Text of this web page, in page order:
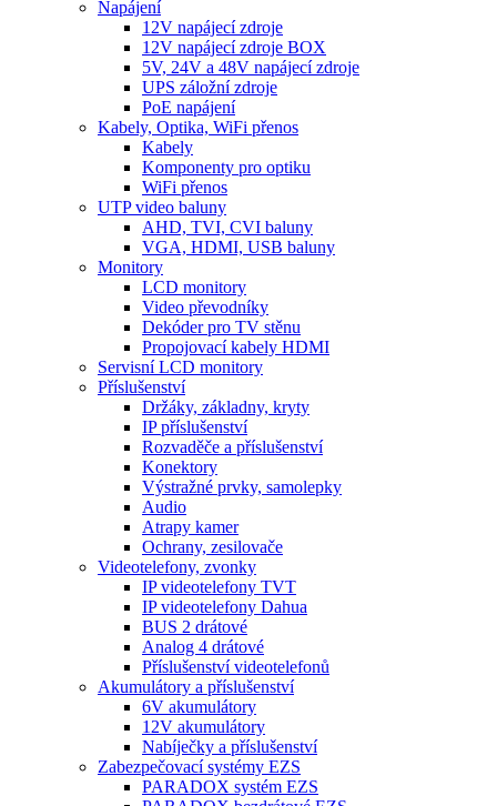
Napájení
12V napájecí zdroje
12V napájecí zdroje BOX
5V, 24V a 48V napájecí zdroje
UPS záložní zdroje
PoE napájení
Kabely, Optika, WiFi přenos
Kabely
Komponenty pro optiku
WiFi přenos
UTP video baluny
AHD, TVI, CVI baluny
VGA, HDMI, USB baluny
Monitory
LCD monitory
Video převodníky
Dekóder pro TV stěnu
Propojovací kabely HDMI
Servisní LCD monitory
Příslušenství
Držáky, základny, kryty
IP příslušenství
Rozvaděče a příslušenství
Konektory
Výstražné prvky, samolepky
Audio
Atrapy kamer
Ochrany, zesilovače
Videotelefony, zvonky
IP videotelefony TVT
IP videotelefony Dahua
BUS 2 drátové
Analog 4 drátové
Příslušenství videotelefonů
Akumulátory a příslušenství
6V akumulátory
12V akumulátory
Nabíječky a příslušenství
Zabezpečovací systémy EZS
PARADOX systém EZS